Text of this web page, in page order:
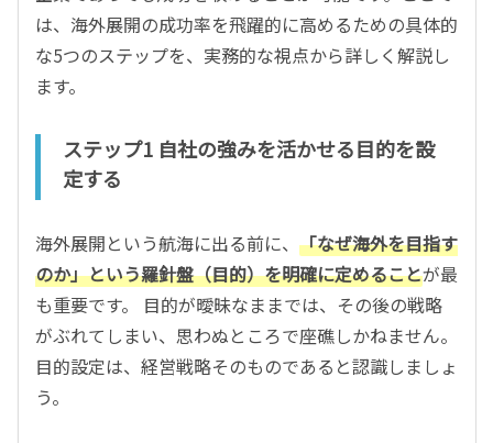
は、海外展開の成功率を飛躍的に高めるための具体的
な5つのステップを、実務的な視点から詳しく解説し
ます。
ステップ1 自社の強みを活かせる目的を設
定する
海外展開という航海に出る前に、 「なぜ海外を目指す
のか」という羅針盤（目的）を明確に定めることが最
も重要です。 目的が曖昧なままでは、その後の戦略
がぶれてしまい、思わぬところで座礁しかねません。
目的設定は、経営戦略そのものであると認識しましょ
う。